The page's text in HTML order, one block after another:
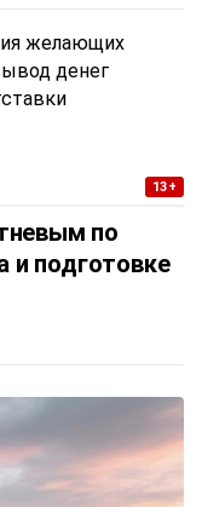
желающих
денег
13+
по
и подготовке